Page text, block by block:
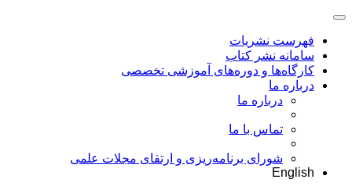
فهرست نشریات
سامانه نشر کتاب
کارگاه‌ها و دوره‌های آموزشی تخصصی
درباره ما
درباره ما
تماس با ما
شورای برنامه‌ریزی و ارتقای مجلات علمی
English